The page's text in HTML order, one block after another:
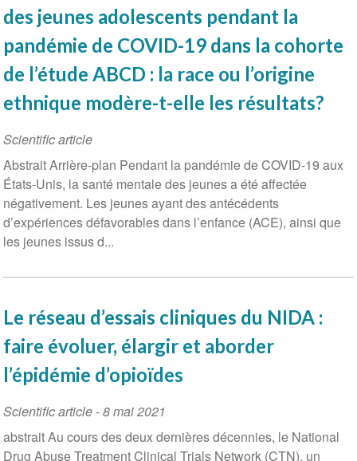
des jeunes adolescents pendant la
pandémie de COVID-19 dans la cohorte
de l’étude ABCD : la race ou l’origine
ethnique modère-t-elle les résultats?
Scientific article
Abstrait Arrière-plan Pendant la pandémie de COVID-19 aux
États-Unis, la santé mentale des jeunes a été affectée
négativement. Les jeunes ayant des antécédents
d’expériences défavorables dans l’enfance (ACE), ainsi que
les jeunes issus d...
Le réseau d’essais cliniques du NIDA :
faire évoluer, élargir et aborder
l’épidémie d’opioïdes
Scientific article-8 mai 2021
abstrait Au cours des deux dernières décennies, le National
Drug Abuse Treatment Clinical Trials Network (CTN), un